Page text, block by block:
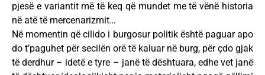
pjesë e variantit më të keq që mundet me të vënë historia
në atë të mercenarizmit…
Në momentin që cilido i burgosur politik është paguar apo
do t’paguhet për secilën orë të kaluar në burg, për çdo gjak
të derdhur – idetë e tyre – janë të dështuara, edhe vet janë